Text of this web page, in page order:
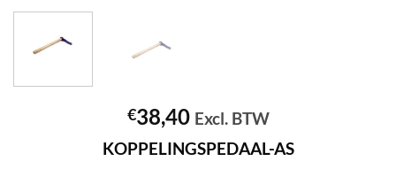
€38,40 Excl. BTW
KOPPELINGSPEDAAL-AS